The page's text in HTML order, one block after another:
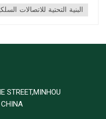
البنية التحتية للاتصالات
STREET,MINHOU
CHINA